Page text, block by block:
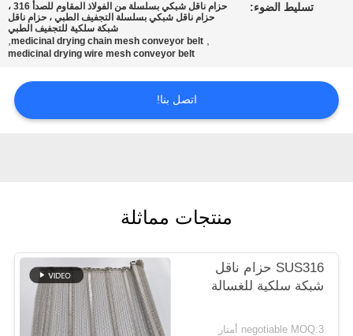
اطلب
اقتباس
PRIVACY
POLICY
تسليط الضوء:
حزام ناقل شبكي بسلسلة من الفولاذ المقاوم للصدأ 316 ،
حزام ناقل شبكي بسلسلة التجفيف الطبي ، حزام ناقل
شبكة سلكية للتجفيف الطبي
,
medicinal drying chain mesh conveyor belt
,
medicinal drying wire mesh conveyor belt
اتصل بنا!
منتجات مماثلة
SUS316 حزام ناقل
شبكة سلكية للغسالة
negotiable MOQ:3 أمتار